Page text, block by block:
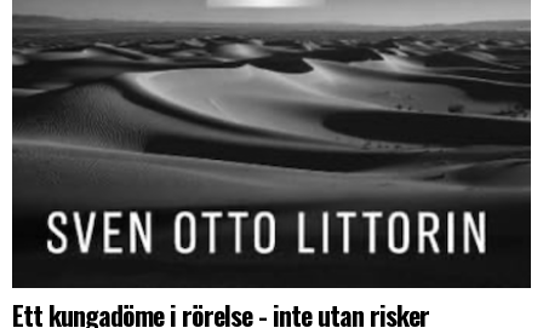
Ett kungadöme i rörelse - inte utan risker